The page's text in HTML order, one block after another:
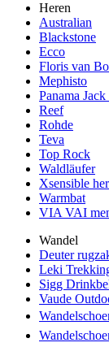
Heren
Australian
Blackstone
Ecco
Floris van
Mephisto
Panama Jack
Reef
Rohde
Teva
Top Rock
Waldläufer
Xsensible
Warmbat
VIA VAI
Wandel
Deuter
Leki
Sigg
Vaude